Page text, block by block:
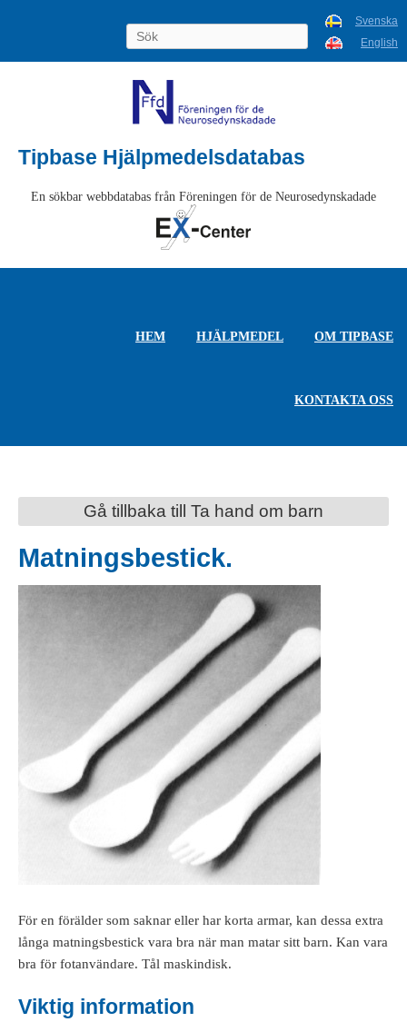
Svenska
English
Tipbase Hjälpmedelsdatabas
En sökbar webbdatabas från Föreningen för de Neurosedynskadade
HEM HJÄLPMEDEL OM TIPBASE
KONTAKTA OSS
Gå tillbaka till Ta hand om barn
Matningsbestick.
För en förälder som saknar eller har korta armar, kan dessa extra
långa matningsbestick vara bra när man matar sitt barn. Kan vara
bra för fotanvändare. Tål maskindisk.
Viktig information